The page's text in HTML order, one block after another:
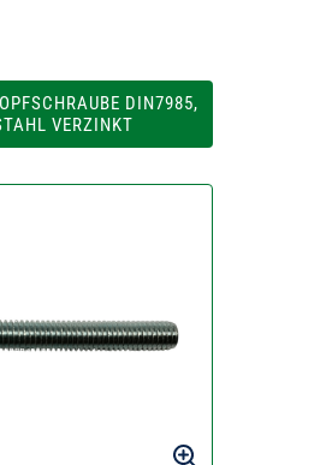
DIN7985,
VERZINKT